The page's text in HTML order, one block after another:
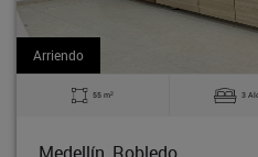
3 Alcobas 2 Baños